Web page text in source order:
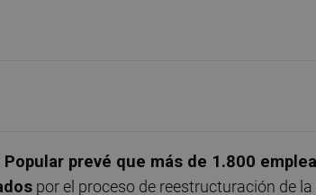
Popular prevé que más de 1.800
por el proceso de reestructuración de